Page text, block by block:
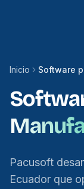
Inicio Software
Pacusoft
Ecuador que